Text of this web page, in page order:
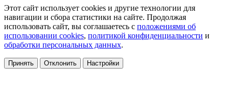
Этот сайт использует cookies и другие технологии для
навигации и сбора статистики на сайте. Продолжая
использовать сайт, вы соглашаетесь с положениями об
использовании cookies, политикой конфиденциальности и
обработки персональных данных.
Принять Отклонить Настройки